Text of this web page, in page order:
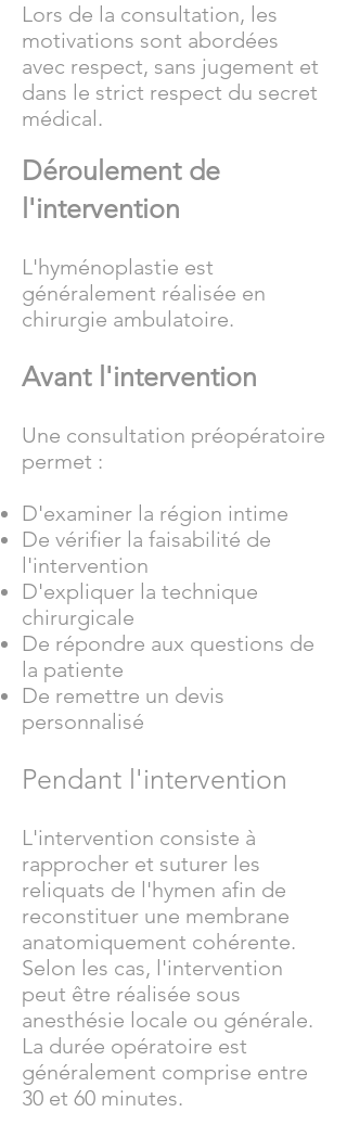
Lors de la consultation, les
motivations sont abordées
avec respect, sans jugement et
dans le strict respect du secret
médical.
Déroulement de
l'intervention
L'hyménoplastie est
généralement réalisée en
chirurgie ambulatoire.
Avant l'intervention
Une consultation préopératoire
permet :
D'examiner la région intime
De vérifier la faisabilité de
l'intervention
D'expliquer la technique
chirurgicale
De répondre aux questions de
la patiente
De remettre un devis
personnalisé
Pendant l'intervention
L'intervention consiste à
rapprocher et suturer les
reliquats de l'hymen afin de
reconstituer une membrane
anatomiquement cohérente.
Selon les cas, l'intervention
peut être réalisée sous
anesthésie locale ou générale.
La durée opératoire est
généralement comprise entre
30 et 60 minutes.